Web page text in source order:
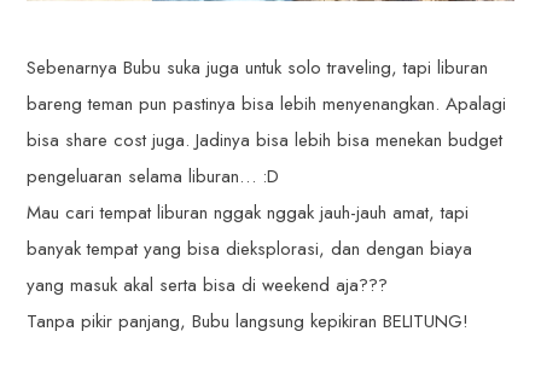
Sebenarnya Bubu suka juga untuk solo traveling, tapi liburan
bareng teman pun pastinya bisa lebih menyenangkan. Apalagi
bisa share cost juga. Jadinya bisa lebih bisa menekan budget
pengeluaran selama liburan… :D
Mau cari tempat liburan nggak nggak jauh-jauh amat, tapi
banyak tempat yang bisa dieksplorasi, dan dengan biaya
yang masuk akal serta bisa di weekend aja???
Tanpa pikir panjang, Bubu langsung kepikiran BELITUNG!